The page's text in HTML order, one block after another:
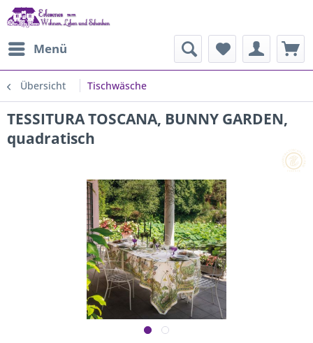
Menü
Übersicht Tischwäsche
TESSITURA TOSCANA, BUNNY GARDEN,
quadratisch